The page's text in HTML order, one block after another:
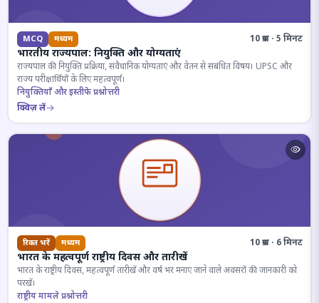
MCQ मध्यम 10 प्रश्न · 5 मिनट
भारतीय राज्यपाल: नियुक्ति और योग्यताएं
राज्यपाल की नियुक्ति प्रक्रिया, संवैधानिक योग्यताएं और वेतन से संबंधित विषय। UPSC और
राज्य परीक्षार्थियों के लिए महत्वपूर्ण।
नियुक्तियाँ और इस्तीफे प्रश्नोत्तरी
क्विज़ लें
रिक्त भरें मध्यम 10 प्रश्न · 6 मिनट
भारत के महत्वपूर्ण राष्ट्रीय दिवस और तारीखें
भारत के राष्ट्रीय दिवस, महत्वपूर्ण तारीखें और वर्ष भर मनाए जाने वाले अवसरों की जानकारी को
परखें।
राष्ट्रीय मामले प्रश्नोत्तरी